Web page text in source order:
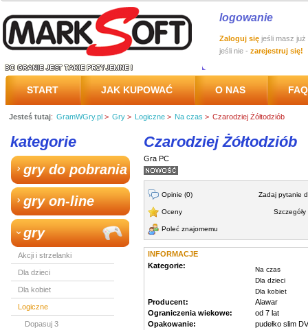
logowanie
Zaloguj się jeśli masz już
jeśli nie - zarejestruj się!
START JAK KUPOWAĆ O NAS FAQ
PRZESYŁKA
Jesteś tutaj: GramWGry.pl > Gry > Logiczne > Na czas > Czarodziej Żółtodziób
kategorie
gry do pobrania
gry on-line
gry
Akcji i strzelanki
Dla dzieci
Dla kobiet
Logiczne
Dopasuj 3
Czarodziej Żółtodziób
Gra PC
Opinie (0)
Oceny
Poleć znajomemu
Zadaj pytanie
INFORMACJE
Kategorie:
Na czas
Dla dzieci
Dla kobiet
Producent:
Alawar
Ograniczenia wiekowe:
od 7 lat
Opakowanie:
pudełko slim